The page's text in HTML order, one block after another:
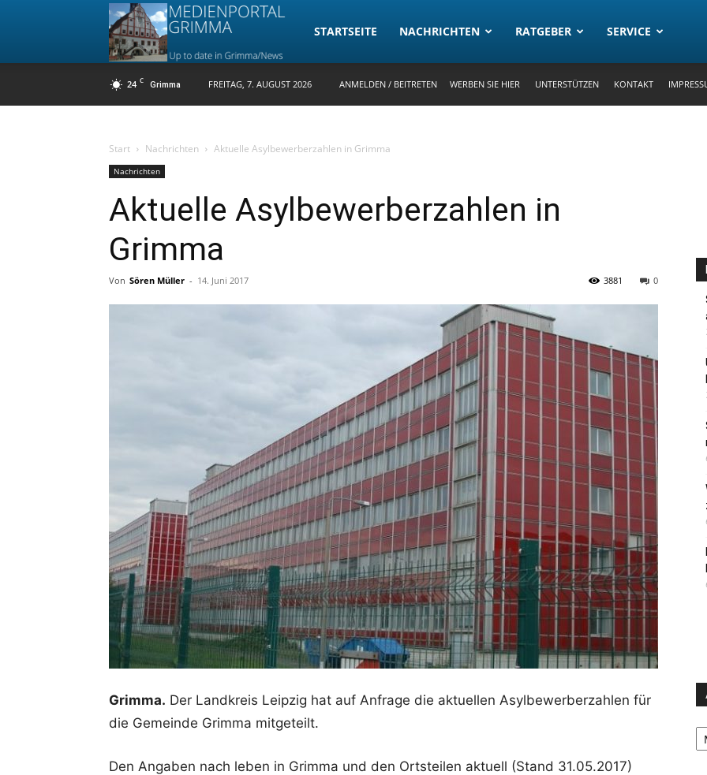
Medienportal
STARTSEITE NACHRICHTEN RATGEBER SERVICE
24 C Grimma FREITAG, 7. AUGUST 2026 ANMELDEN / BEITRETEN WERBEN SIE HIER UNTERSTÜTZEN KONTAKT
Start Nachrichten Aktuelle Asylbewerberzahlen in Grimma
Nachrichten
Aktuelle Asylbewerberzahlen in
Grimma
Von Sören Müller - 14. Juni 2017 0
3881
Grimma. Der Landkreis Leipzig hat auf Anfrage die aktuellen Asylbewerberzahlen für
die Gemeinde Grimma mitgeteilt.
Den Angaben nach leben in Grimma und den Ortsteilen aktuell (Stand 31.05.2017)